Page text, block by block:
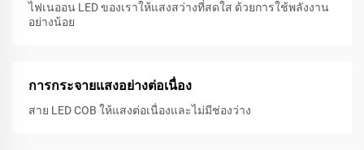
ไฟเนออน LED ของเราให้แสงสว่างที่สดใส ด้วยการใช้พลังงาน
อย่างน้อย
การกระจายแสงอย่างต่อเนื่อง
สาย LED COB ให้แสงต่อเนื่องและไม่มีช่องว่าง